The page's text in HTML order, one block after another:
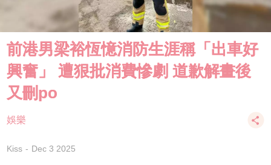
前港男梁裕恆憶消防生涯稱「出車好
興奮」 遭狠批消費慘劇 道歉解畫後
又刪po
娛樂
Kiss Dec 3 2025